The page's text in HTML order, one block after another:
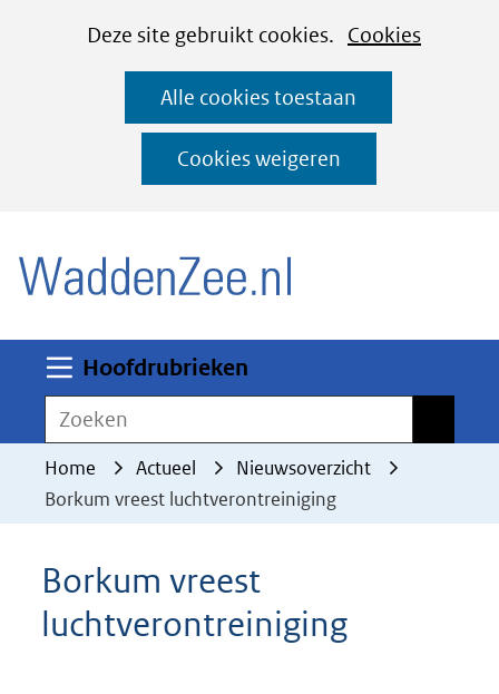
CookiesDeze site gebruikt cookies. Cookies
deze
worden
toegestaan
geweigerd.
Alle cookies toestaan
Cookies weigeren
Ga
naar
de
inhoud
Hoofdrubrieken
Zoeken
Home Actueel
Nieuwsoverzicht
Borkum vreest luchtverontreiniging
Borkum vreest
luchtverontreiniging